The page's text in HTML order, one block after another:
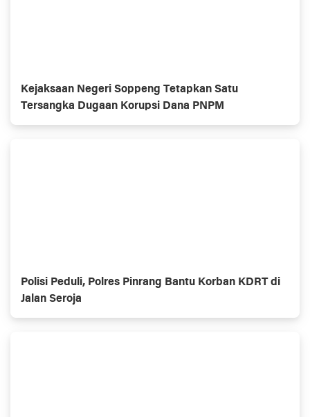
Kejaksaan Negeri Soppeng Tetapkan Satu
Tersangka Dugaan Korupsi Dana PNPM
Polisi Peduli, Polres Pinrang Bantu Korban KDRT di
Jalan Seroja